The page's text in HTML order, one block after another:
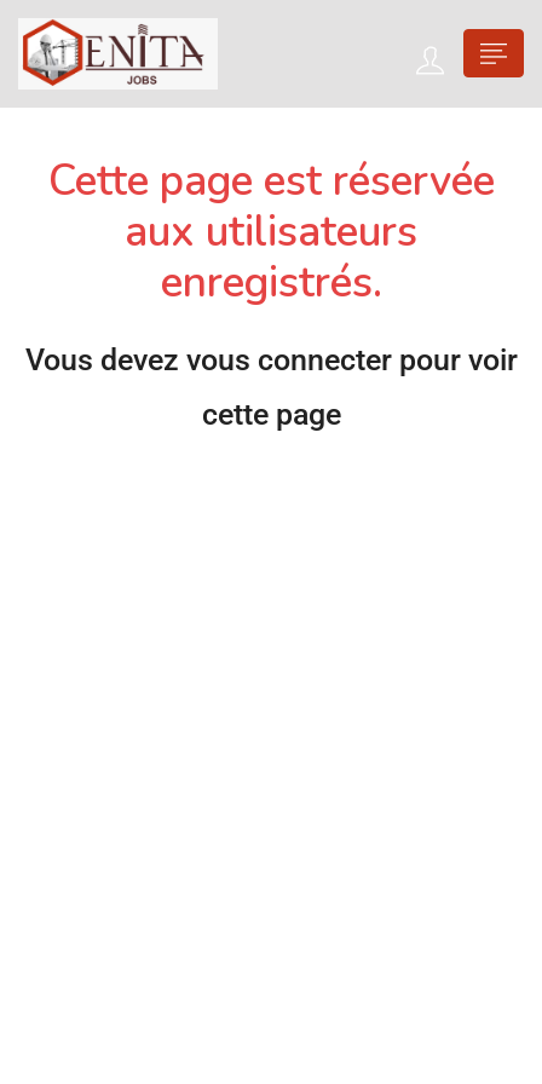
Cette page est réservée
aux utilisateurs
enregistrés.
Vous devez vous connecter pour voir
cette page